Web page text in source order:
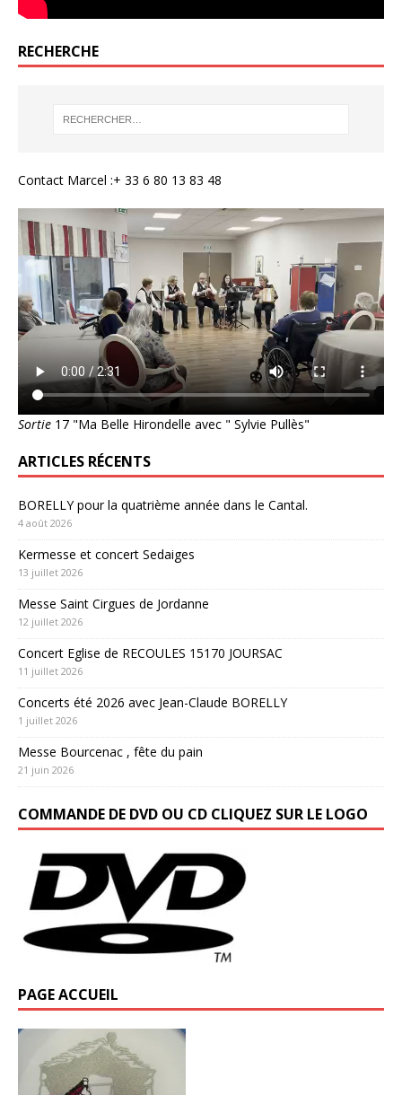
RECHERCHE
Contact Marcel :+ 33 6 80 13 83 48
Sortie 17 "Ma Belle Hirondelle avec " Sylvie Pullès"
ARTICLES RÉCENTS
BORELLY pour la quatrième année dans le Cantal.
4 août 2026
Kermesse et concert Sedaiges
13 juillet 2026
Messe Saint Cirgues de Jordanne
12 juillet 2026
Concert Eglise de RECOULES 15170 JOURSAC
11 juillet 2026
Concerts été 2026 avec Jean-Claude BORELLY
1 juillet 2026
Messe Bourcenac , fête du pain
21 juin 2026
COMMANDE DE DVD OU CD CLIQUEZ SUR LE LOGO
PAGE ACCUEIL